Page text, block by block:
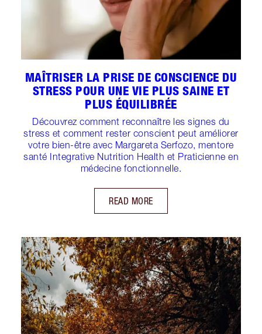
MAÎTRISER LA PRISE DE CONSCIENCE DU
STRESS POUR UNE VIE PLUS SAINE ET
PLUS ÉQUILIBRÉE
Découvrez comment reconnaître les signes du
stress et comment rester conscient peut améliorer
votre bien-être avec Margareta Serfozo, mentore
santé Integrative Nutrition Health et Praticienne en
médecine fonctionnelle.
READ MORE